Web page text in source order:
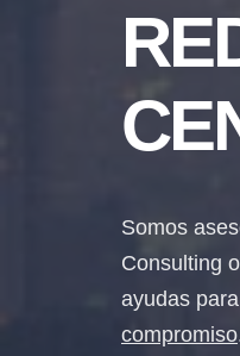
Somos
Consulting
ayudas
compromiso